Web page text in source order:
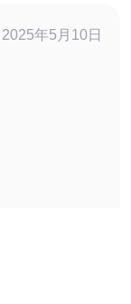
2025年5月10日